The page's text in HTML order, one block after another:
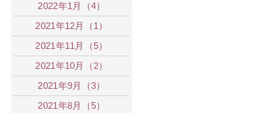
2022年1月（4）
2021年12月（1）
2021年11月（5）
2021年10月（2）
2021年9月（3）
2021年8月（5）